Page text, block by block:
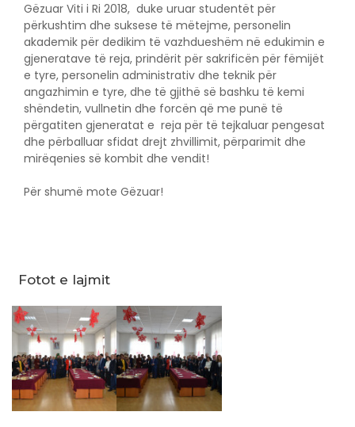
Gëzuar Viti i Ri 2018, duke uruar studentët për
përkushtim dhe suksese të mëtejme, personelin
akademik për dedikim të vazhdueshëm në edukimin e
gjeneratave të reja, prindërit për sakrificën për fëmijët
e tyre, personelin administrativ dhe teknik për
angazhimin e tyre, dhe të gjithë së bashku të kemi
shëndetin, vullnetin dhe forcën që me punë të
përgatiten gjeneratat e reja për të tejkaluar pengesat
dhe përballuar sfidat drejt zhvillimit, përparimit dhe
mirëqenies së kombit dhe vendit!
Për shumë mote Gëzuar!
Fotot e lajmit